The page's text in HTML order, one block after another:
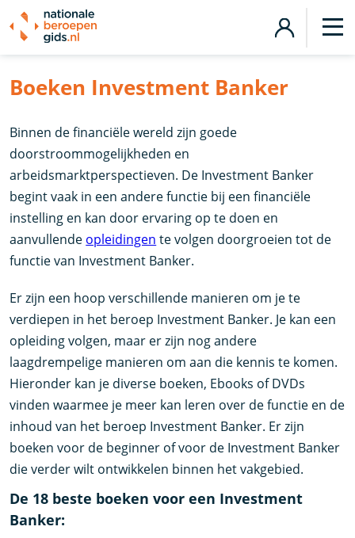
Boeken Investment Banker
Binnen de financiële wereld zijn goede
doorstroommogelijkheden en
arbeidsmarktperspectieven. De Investment Banker
begint vaak in een andere functie bij een financiële
instelling en kan door ervaring op te doen en
aanvullende opleidingen te volgen doorgroeien tot de
functie van Investment Banker.
Er zijn een hoop verschillende manieren om je te
verdiepen in het beroep Investment Banker. Je kan een
opleiding volgen, maar er zijn nog andere
laagdrempelige manieren om aan die kennis te komen.
Hieronder kan je diverse boeken, Ebooks of DVDs
vinden waarmee je meer kan leren over de functie en de
inhoud van het beroep Investment Banker. Er zijn
boeken voor de beginner of voor de Investment Banker
die verder wilt ontwikkelen binnen het vakgebied.
De 18 beste boeken voor een Investment
Banker: